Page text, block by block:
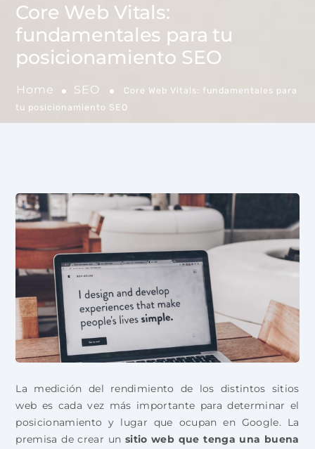
Core Web Vitals:
fundamentales para tu
posicionamiento SEO
Home SEO
Core Web Vitals: fundamentales para
tu posicionamiento SEO
La medición del rendimiento de los distintos sitios
web es cada vez más importante para determinar el
posicionamiento y lugar que ocupan en Google. La
premisa de crear un sitio web que tenga una buena